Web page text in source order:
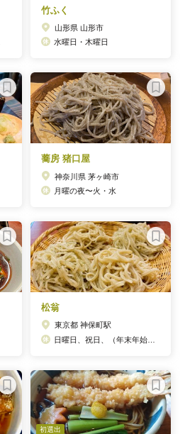
竹ふく
山形県 山形市
水曜日・木曜日
蕎房 猪口屋
神奈川県 茅ヶ崎市
月曜の夜〜火・水
松翁
東京都 神保町駅
初選出